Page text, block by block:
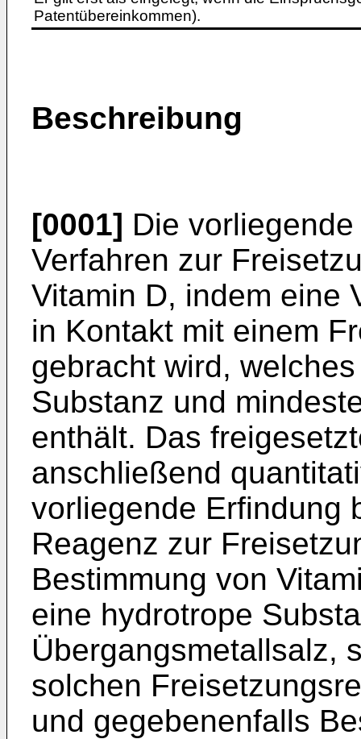
Patentübereinkommen).
Beschreibung
[0001] Die
Verfahren zur
Vitamin D, indem eine
in Kontakt mit einem
gebracht wird,
Substanz und
enthält. Das
anschließend
vorliegende Erfindung
Reagenz zur
Bestimmung von
eine hydrotrope
Übergangsmetallsalz,
solchen
und gegebenenfalls